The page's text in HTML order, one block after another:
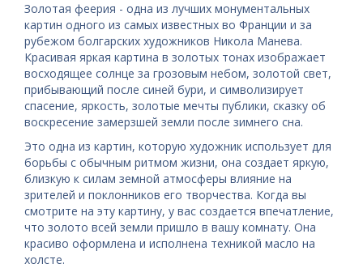
Золотая феерия - одна из лучших монументальных
картин одного из самых известных во Франции и за
рубежом болгарских художников Никола Манева.
Красивая яркая картина в золотых тонах изображает
восходящее солнце за грозовым небом, золотой свет,
прибывающий после синей бури, и символизирует
спасение, яркость, золотые мечты публики, сказку об
воскресение замерзшей земли после зимнего сна.
Это одна из картин, которую художник использует для
борьбы с обычным ритмом жизни, она создает яркую,
близкую к силам земной атмосферы влияние на
зрителей и поклонников его творчества. Когда вы
смотрите на эту картину, у вас создается впечатление,
что золото всей земли пришло в вашу комнату. Она
красиво оформлена и исполнена техникой масло на
холсте.